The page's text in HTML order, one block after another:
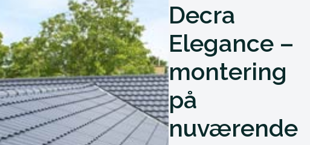
Decra
Elegance –
montering
på
nuværende